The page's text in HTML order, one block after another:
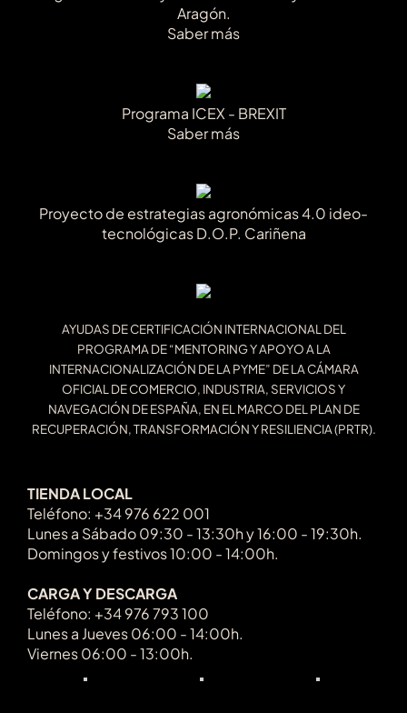
Aragón.
Saber más
Programa ICEX - BREXIT
Saber más
Proyecto de estrategias agronómicas 4.0 ideo-
tecnológicas D.O.P. Cariñena
AYUDAS DE CERTIFICACIÓN INTERNACIONAL DEL
PROGRAMA DE “MENTORING Y APOYO A LA
INTERNACIONALIZACIÓN DE LA PYME” DE LA CÁMARA
OFICIAL DE COMERCIO, INDUSTRIA, SERVICIOS Y
NAVEGACIÓN DE ESPAÑA, EN EL MARCO DEL PLAN DE
RECUPERACIÓN, TRANSFORMACIÓN Y RESILIENCIA (PRTR).
TIENDA LOCAL
Teléfono: +34 976 622 001
Lunes a Sábado 09:30 - 13:30h y 16:00 - 19:30h.
Domingos y festivos 10:00 - 14:00h.
CARGA Y DESCARGA
Teléfono: +34 976 793 100
Lunes a Jueves 06:00 - 14:00h.
Viernes 06:00 - 13:00h.